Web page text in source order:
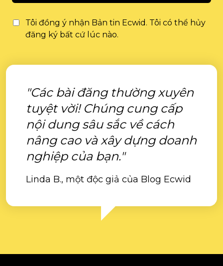
Tôi đồng ý nhận Bản tin Ecwid. Tôi có thể hủy
đăng ký bất cứ lúc nào.
"Các bài đăng thường xuyên
tuyệt vời! Chúng cung cấp
nội dung sâu sắc về cách
nâng cao và xây dựng doanh
nghiệp của bạn."
Linda B., một độc giả của Blog Ecwid